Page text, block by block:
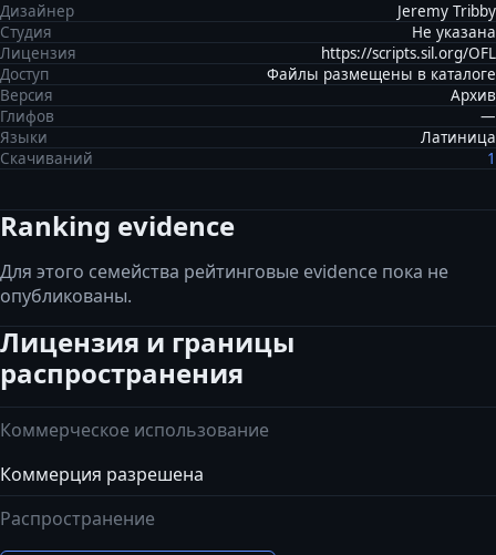
Дизайнер
Jeremy Tribby
Студия
Не указана
Лицензия
https://scripts.sil.org/OFL
Доступ
Файлы размещены в каталоге
Версия
Архив
Глифов
—
Языки
Латиница
Скачиваний
1
Ranking evidence
Для этого семейства рейтинговые evidence пока не
опубликованы.
Лицензия и границы
распространения
Коммерческое использование
Коммерция разрешена
Распространение